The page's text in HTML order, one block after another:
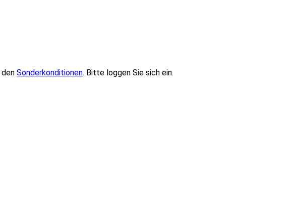
Sonderkonditionen. Bitte loggen Sie sich ein.